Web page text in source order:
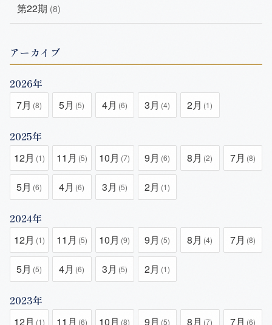
第22期 (8)
アーカイブ
2026年
7月 (8) 5月 (5) 4月 (6) 3月 (4) 2月 (1)
2025年
12月 (1) 11月 (5) 10月 (7) 9月 (6) 8月 (2) 7月 (8)
5月 (6) 4月 (6) 3月 (5) 2月 (1)
2024年
12月 (1) 11月 (5) 10月 (9) 9月 (5) 8月 (4) 7月 (8)
5月 (5) 4月 (6) 3月 (5) 2月 (1)
2023年
12月 (1) 11月 (6) 10月 (8) 9月 (5) 8月 (7) 7月 (6)